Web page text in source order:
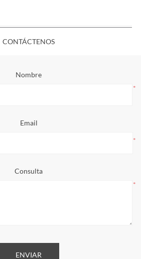
CONTÁCTENOS
Nombre
*
Email
*
Consulta
*